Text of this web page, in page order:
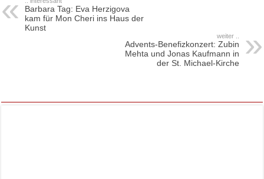
Barbara Tag: Eva Herzigova
kam für Mon Cheri ins Haus der
Kunst
weiter ..
Advents-Benefizkonzert: Zubin
Mehta und Jonas Kaufmann in
der St. Michael-Kirche